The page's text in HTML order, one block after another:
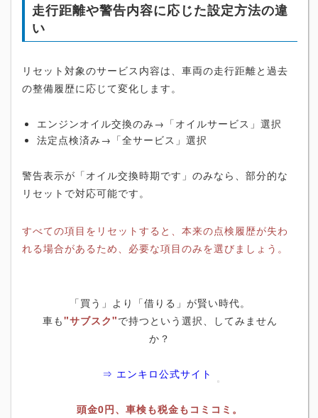
走行距離や警告内容に応じた設定方法の違
い
リセット対象のサービス内容は、車両の走行距離と過去
の整備履歴に応じて変化します。
エンジンオイル交換のみ→「オイルサービス」選択
法定点検済み→「全サービス」選択
警告表示が「オイル交換時期です」のみなら、部分的な
リセットで対応可能です。
すべての項目をリセットすると、本来の点検履歴が失わ
れる場合があるため、必要な項目のみを選びましょう。
「買う」より「借りる」が賢い時代。
車も"サブスク"で持つという選択、してみません
か？
⇒ エンキロ公式サイト
頭金0円、車検も税金もコミコミ。